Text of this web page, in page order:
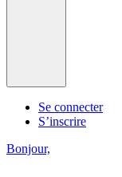
Se connecter
S’inscrire
Bonjour,